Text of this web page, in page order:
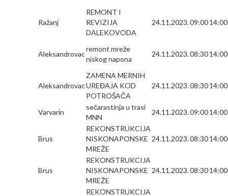
Ražanj
REMONT I
REVIZIJA
DALEKOVODA
24.11.2023.09:0014:00
Aleksandrovac
remont mreže
niskog napona
24.11.2023.08:3014:00
Aleksandrovac
ZAMENA MERNIH
UREĐAJA KOD
POTROŠAČA
24.11.2023.08:3014:00
Varvarin
sečarastinja u trasi
MNN
24.11.2023.09:0014:00
Brus
REKONSTRUKCIJA
NISKONAPONSKE
MREŽE
24.11.2023.08:3014:00
Brus
REKONSTRUKCIJA
NISKONAPONSKE
MREŽE
24.11.2023.08:3014:00
REKONSTRUKCIJA